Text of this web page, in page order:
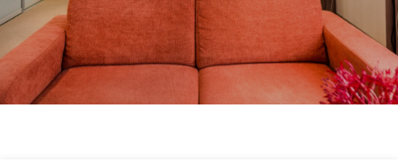
CONSULTEZ NOS MENUS ET RÉSERVEZ DÈS